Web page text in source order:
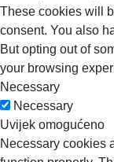
These cookies will
consent. You also
But opting out of
your browsing
Necessary
Necessary
Uvijek omogućeno
Necessary cookies